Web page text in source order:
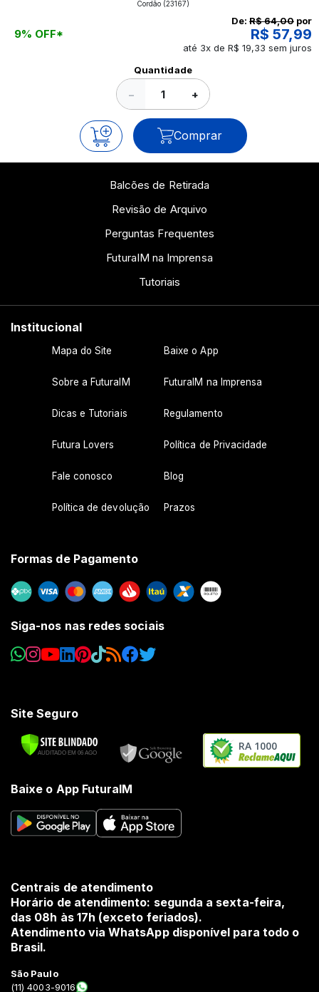
continue a leitura que vamos revelar para você!
Cordão (23167)
9% OFF*
De: R$ 64,00 por
R$ 57,99
até 3x de R$ 19,33 sem juros
Quantidade
− +
Comprar
Balcões de Retirada
Revisão de Arquivo
Perguntas Frequentes
FuturaIM na Imprensa
Tutoriais
Institucional
Mapa do Site Baixe o App
Sobre a FuturaIM FuturaIM na Imprensa
Dicas e Tutoriais Regulamento
Futura Lovers Política de Privacidade
Fale conosco Blog
Política de devolução Prazos
Formas de Pagamento
Siga-nos nas redes sociais
Site Seguro
RA 1000
Baixe o App FuturaIM
Centrais de atendimento
Horário de atendimento: segunda a sexta-feira,
das 08h às 17h (exceto feriados).
Atendimento via WhatsApp disponível para todo o
Brasil.
São Paulo
(11) 4003-9016